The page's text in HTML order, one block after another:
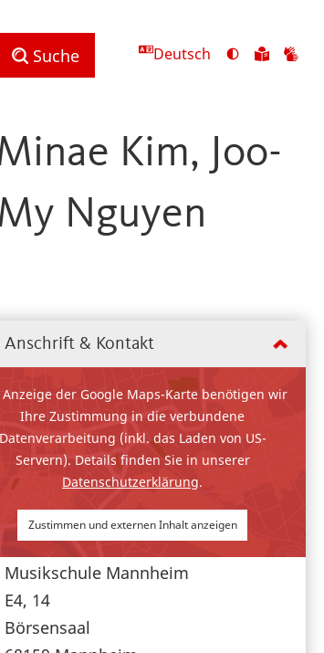
Suche Deutsch
Ansicht
umschalten
Zu
leichter
Kim, Joo-
Nguyen
Anschrift & Kontakt
der Google Maps-Karte benötigen wir
Ihre Zustimmung in die verbundene
Datenverarbeitung (inkl. das Laden von US-
Servern). Details finden Sie in unserer
Datenschutzerklärung.
Zustimmen und externen Inhalt anzeigen
Musikschule Mannheim
E4, 14
Börsensaal